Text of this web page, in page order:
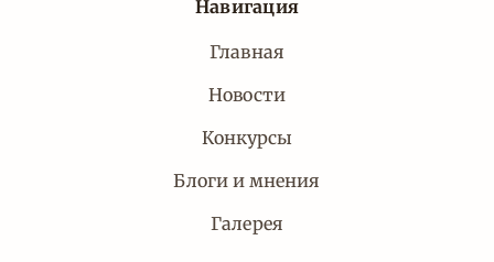
Навигация
Главная
Новости
Конкурсы
Блоги и мнения
Галерея